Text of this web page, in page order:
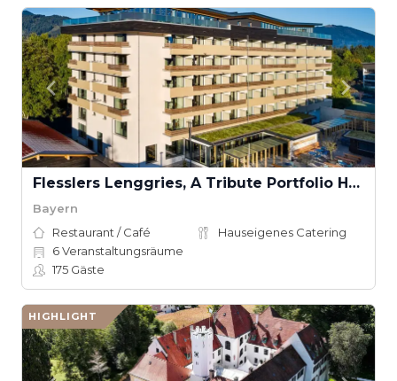
Flesslers Lenggries, A Tribute Portfolio Hotel
Bayern
Restaurant / Café
Hauseigenes Catering
6Veranstaltungsräume
175 Gäste
HIGHLIGHT